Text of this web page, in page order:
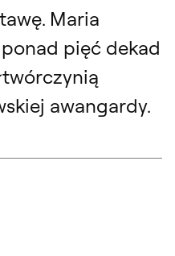
Maria
pięć dekad
awangardy.